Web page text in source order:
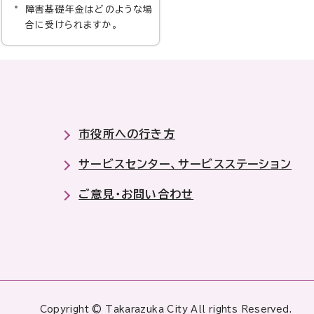
障害基礎年金はどのような場
合に受けられますか。
市役所への行き方
サービスセンター、サービスステーション
ご意見・お問い合わせ
Copyright © Takarazuka City All rights Reserved.